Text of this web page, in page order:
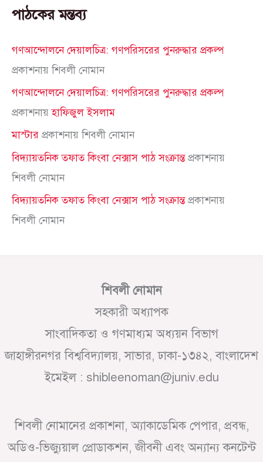
পাঠকের মন্তব্য
গণআন্দোলনে দেয়ালচিত্র: গণপরিসরের পুনরুদ্ধার প্রকল্প
প্রকাশনায়শিবলী নোমান
গণআন্দোলনে দেয়ালচিত্র: গণপরিসরের পুনরুদ্ধার প্রকল্প
প্রকাশনায়হাফিজুল ইসলাম
মাস্টার প্রকাশনায়শিবলী নোমান
বিদ্যায়তনিক তফাত কিংবা নেক্সাস পাঠ সংক্রান্তপ্রকাশনায়
শিবলী নোমান
বিদ্যায়তনিক তফাত কিংবা নেক্সাস পাঠ সংক্রান্তপ্রকাশনায়
শিবলী নোমান
শিবলী নোমান
সহকারী অধ্যাপক
সাংবাদিকতা ও গণমাধ্যম অধ্যয়ন বিভাগ
জাহাঙ্গীরনগর বিশ্ববিদ্যালয়, সাভার, ঢাকা-১৩৪২, বাংলাদেশ
ইমেইল : shibleenoman@juniv.edu
শিবলী নোমানের প্রকাশনা, অ্যাকাডেমিক পেপার, প্রবন্ধ,
অডিও-ভিজ্যুয়াল প্রোডাকশন, জীবনী এবং অন্যান্য কনটেন্ট